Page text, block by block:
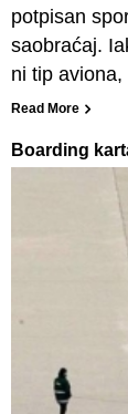
potpisan
saobraćaj.
ni tip
Read More
Boarding